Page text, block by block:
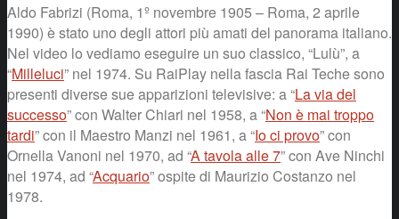
Aldo Fabrizi (Roma, 1º novembre 1905 – Roma, 2 aprile
1990) è stato uno degli attori più amati del panorama italiano.
Nel video lo vediamo eseguire un suo classico, “Lulù”, a
“Milleluci” nel 1974. Su RaiPlay nella fascia Rai Teche sono
presenti diverse sue apparizioni televisive: a “La via del
successo” con Walter Chiari nel 1958, a “Non è mai troppo
tardi” con il Maestro Manzi nel 1961, a “Io ci provo” con
Ornella Vanoni nel 1970, ad “A tavola alle 7” con Ave Ninchi
nel 1974, ad “Acquario” ospite di Maurizio Costanzo nel
1978.